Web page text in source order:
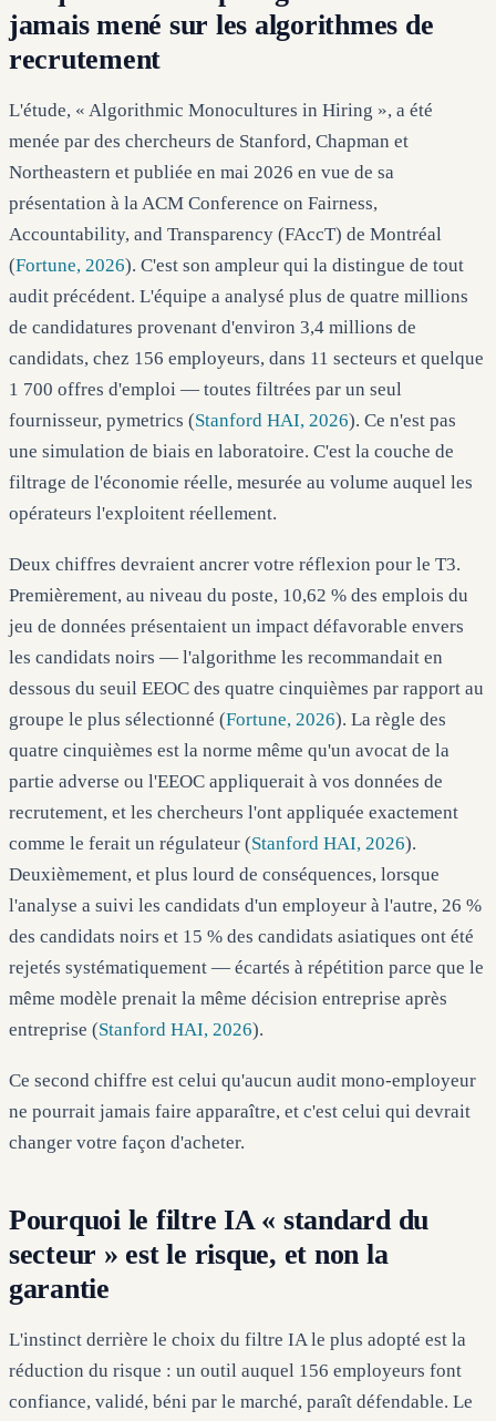
jamais mené sur les algorithmes de
recrutement
L'étude, « Algorithmic Monocultures in Hiring », a été
menée par des chercheurs de Stanford, Chapman et
Northeastern et publiée en mai 2026 en vue de sa
présentation à la ACM Conference on Fairness,
Accountability, and Transparency (FAccT) de Montréal
(Fortune, 2026). C'est son ampleur qui la distingue de tout
audit précédent. L'équipe a analysé plus de quatre millions
de candidatures provenant d'environ 3,4 millions de
candidats, chez 156 employeurs, dans 11 secteurs et quelque
1 700 offres d'emploi — toutes filtrées par un seul
fournisseur, pymetrics (Stanford HAI, 2026). Ce n'est pas
une simulation de biais en laboratoire. C'est la couche de
filtrage de l'économie réelle, mesurée au volume auquel les
opérateurs l'exploitent réellement.
Deux chiffres devraient ancrer votre réflexion pour le T3.
Premièrement, au niveau du poste, 10,62 % des emplois du
jeu de données présentaient un impact défavorable envers
les candidats noirs — l'algorithme les recommandait en
dessous du seuil EEOC des quatre cinquièmes par rapport au
groupe le plus sélectionné (Fortune, 2026). La règle des
quatre cinquièmes est la norme même qu'un avocat de la
partie adverse ou l'EEOC appliquerait à vos données de
recrutement, et les chercheurs l'ont appliquée exactement
comme le ferait un régulateur (Stanford HAI, 2026).
Deuxièmement, et plus lourd de conséquences, lorsque
l'analyse a suivi les candidats d'un employeur à l'autre, 26 %
des candidats noirs et 15 % des candidats asiatiques ont été
rejetés systématiquement — écartés à répétition parce que le
même modèle prenait la même décision entreprise après
entreprise (Stanford HAI, 2026).
Ce second chiffre est celui qu'aucun audit mono-employeur
ne pourrait jamais faire apparaître, et c'est celui qui devrait
changer votre façon d'acheter.
Pourquoi le filtre IA « standard du
secteur » est le risque, et non la
garantie
L'instinct derrière le choix du filtre IA le plus adopté est la
réduction du risque : un outil auquel 156 employeurs font
confiance, validé, béni par le marché, paraît défendable. Le